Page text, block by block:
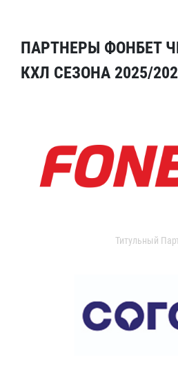
ПАРТНЕРЫ ФОНБЕТ
КХЛ СЕЗОНА 2025/
Титульный